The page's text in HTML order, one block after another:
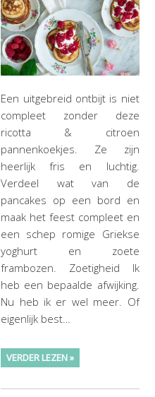
Een uitgebreid ontbijt is niet
compleet zonder deze
ricotta & citroen
pannenkoekjes. Ze zijn
heerlijk fris en luchtig.
Verdeel wat van de
pancakes op een bord en
maak het feest compleet en
een schep romige Griekse
yoghurt en zoete
frambozen. Zoetigheid Ik
heb een bepaalde afwijking.
Nu heb ik er wel meer. Of
eigenlijk best…
VERDER LEZEN »